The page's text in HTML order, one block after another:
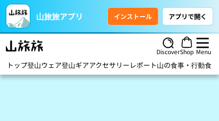
山旅旅アプリ インストール アプリで開く
DiscoverShop Menu
トップ登山ウェア登山ギアアクセサリー レポート山の食事・行動食